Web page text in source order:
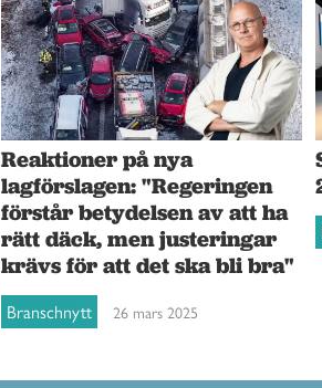
Reaktioner på nya
lagförslagen: "Regeringen
förstår betydelsen av att ha
rätt däck, men justeringar
krävs för att det ska bli bra"
Branschnytt 26 mars 2025